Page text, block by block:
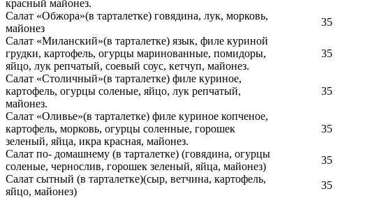
красный майонез.
Салат «Обжора»(в тарталетке) говядина, лук, морковь,
майонез
35
Салат «Миланский»(в тарталетке) язык, филе куриной
грудки, картофель, огурцы маринованные, помидоры,
яйцо, лук репчатый, соевый соус, кетчуп, майонез.
35
Салат «Столичный»(в тарталетке) филе куриное,
картофель, огурцы соленые, яйцо, лук репчатый,
майонез.
35
Салат «Оливье»(в тарталетке) филе куриное копченое,
картофель, морковь, огурцы соленные, горошек
зеленый, яйца, икра красная, майонез.
35
Салат по- домашнему (в тарталетке) (говядина, огурцы
соленые, чернослив, горошек зеленый, яйца, майонез)
35
Салат сытный (в тарталетке)(сыр, ветчина, картофель,
яйцо, майонез)
35